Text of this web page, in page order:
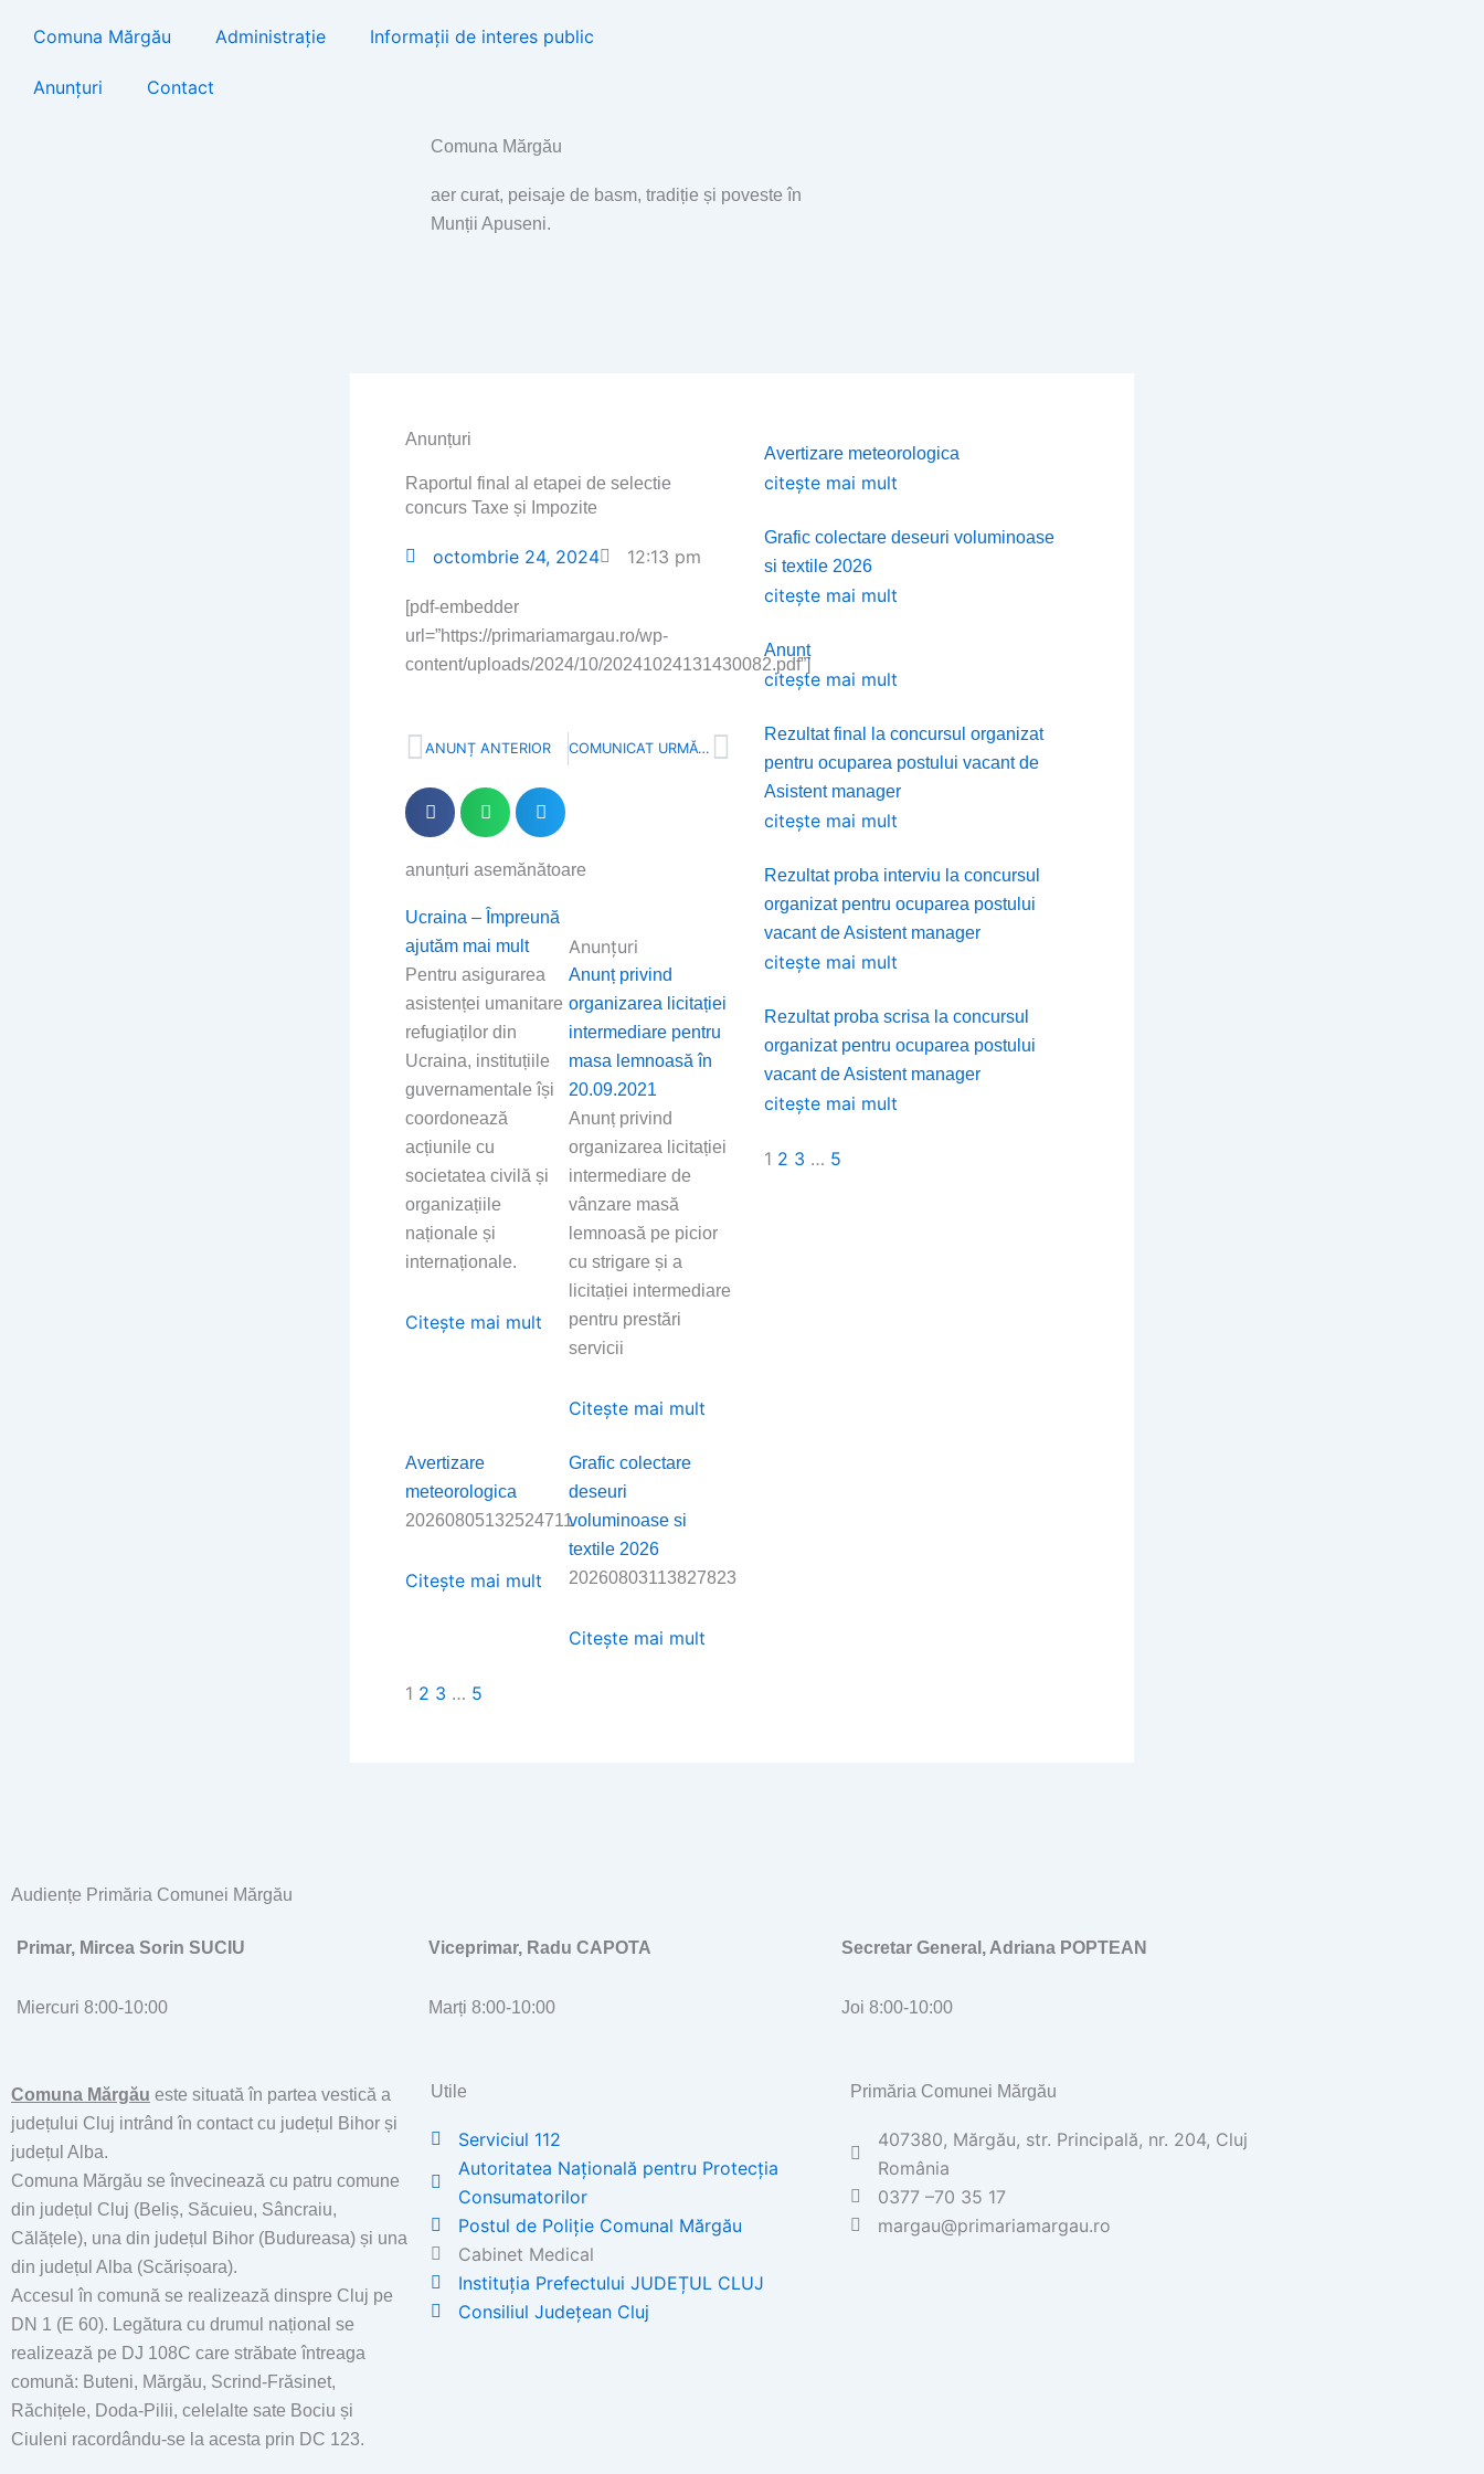
Comuna Mărgău Administrație Informații de interes public
Anunțuri Contact
Comuna Mărgău
aer curat, peisaje de basm, tradiție și poveste în
Munții Apuseni.
Anunțuri
Raportul final al etapei de selectie
concurs Taxe și Impozite
octombrie 24, 2024 12:13 pm
[pdf-embedder
url=”https://primariamargau.ro/wp-
content/uploads/2024/10/20241024131430082.pdf”]
Prev
ANUNȚ ANTERIOR COMUNICAT URMĂTOR Next
anunțuri asemănătoare
Ucraina – Împreună
ajutăm mai mult
Pentru asigurarea
asistenței umanitare
refugiaților din
Ucraina, instituțiile
guvernamentale își
coordonează
acțiunile cu
societatea civilă și
organizațiile
naționale și
internaționale.
Citește mai mult
Anunțuri
Anunț privind
organizarea licitației
intermediare pentru
masa lemnoasă în
20.09.2021
Anunț privind
organizarea licitației
intermediare de
vânzare masă
lemnoasă pe picior
cu strigare și a
licitației intermediare
pentru prestări
servicii
Citește mai mult
Avertizare
meteorologica
20260805132524711
Citește mai mult
Grafic colectare
deseuri
voluminoase si
textile 2026
20260803113827823
Citește mai mult
Page
1
Page
2
Page
3 …
Page
5
Avertizare meteorologica
citește mai mult
Grafic colectare deseuri voluminoase
si textile 2026
citește mai mult
Anunț
citește mai mult
Rezultat final la concursul organizat
pentru ocuparea postului vacant de
Asistent manager
citește mai mult
Rezultat proba interviu la concursul
organizat pentru ocuparea postului
vacant de Asistent manager
citește mai mult
Rezultat proba scrisa la concursul
organizat pentru ocuparea postului
vacant de Asistent manager
citește mai mult
Page
1
Page
2
Page
3 …
Page
5
Audiențe Primăria Comunei Mărgău
Primar, Mircea Sorin SUCIU
Miercuri 8:00-10:00
Viceprimar, Radu CAPOTA
Marți 8:00-10:00
Secretar General, Adriana POPTEAN
Joi 8:00-10:00
Comuna Mărgău este situată în partea vestică a
județului Cluj intrând în contact cu județul Bihor și
județul Alba.
Comuna Mărgău se învecinează cu patru comune
din județul Cluj (Beliș, Săcuieu, Sâncraiu,
Călățele), una din județul Bihor (Budureasa) și una
din județul Alba (Scărișoara).
Accesul în comună se realizează dinspre Cluj pe
DN 1 (E 60). Legătura cu drumul național se
realizează pe DJ 108C care străbate întreaga
comună: Buteni, Mărgău, Scrind-Frăsinet,
Răchițele, Doda-Pilii, celelalte sate Bociu și
Ciuleni racordându-se la acesta prin DC 123.
Utile
Serviciul 112
Autoritatea Națională pentru Protecția
Consumatorilor
Postul de Poliţie Comunal Mărgău
Cabinet Medical
Instituția Prefectului JUDEȚUL CLUJ
Consiliul Județean Cluj
Primăria Comunei Mărgău
407380, Mărgău, str. Principală, nr. 204, Cluj
România
0377 –70 35 17
margau@primariamargau.ro